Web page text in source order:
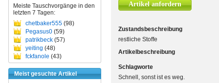
Meiste Tauschvorgänge in den
letzten 7 Tagen:
chetbaker555 (98)
Pegasus0 (59)
patrikbeck (57)
yeiting (48)
fckfanole (43)
Meist gesuchte Artikel
Artikel anfordern
Zustandsbeschreibung
restliche Stoffe
Artikelbeschreibung
Schlagworte
Schnell, sonst ist es weg.